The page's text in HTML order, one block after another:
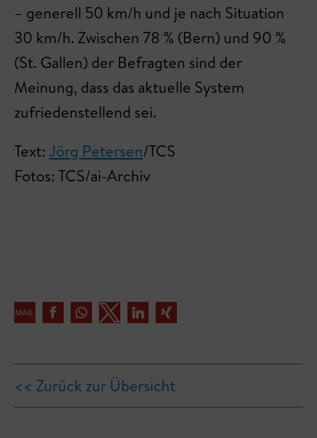
– generell 50 km/h und je nach Situation
30 km/h. Zwischen 78 % (Bern) und 90 %
(St. Gallen) der Befragten sind der
Meinung, dass das aktuelle System
zufriedenstellend sei.
Text: Jörg Petersen/TCS
Fotos: TCS/ai-Archiv
<< Zurück zur Übersicht